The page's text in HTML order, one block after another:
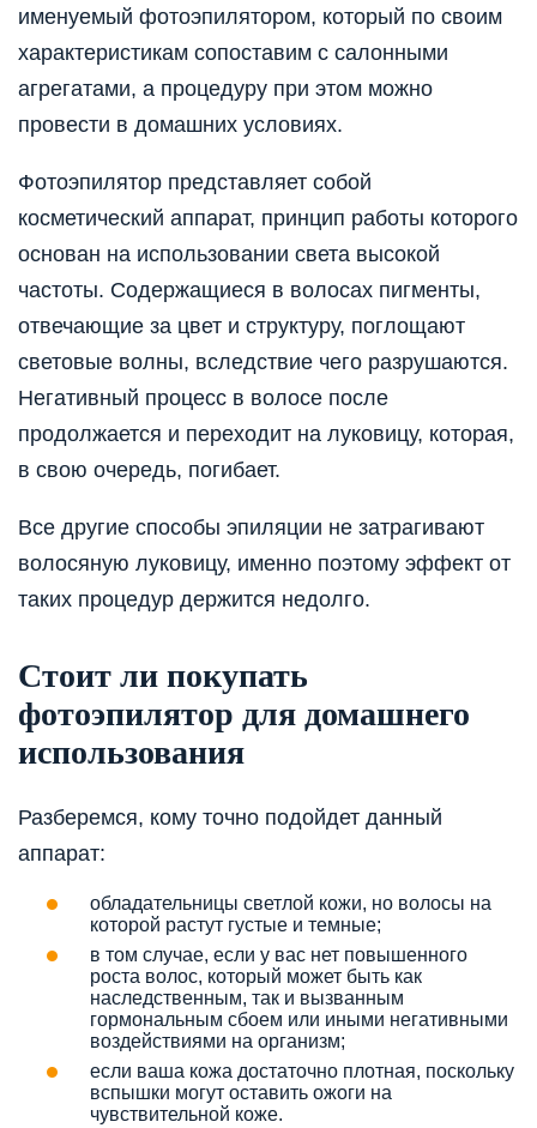
именуемый фотоэпилятором, который по своим
характеристикам сопоставим с салонными
агрегатами, а процедуру при этом можно
провести в домашних условиях.
Фотоэпилятор представляет собой
косметический аппарат, принцип работы которого
основан на использовании света высокой
частоты. Содержащиеся в волосах пигменты,
отвечающие за цвет и структуру, поглощают
световые волны, вследствие чего разрушаются.
Негативный процесс в волосе после
продолжается и переходит на луковицу, которая,
в свою очередь, погибает.
Все другие способы эпиляции не затрагивают
волосяную луковицу, именно поэтому эффект от
таких процедур держится недолго.
Стоит ли покупать
фотоэпилятор для домашнего
использования
Разберемся, кому точно подойдет данный
аппарат:
обладательницы светлой кожи, но волосы на
которой растут густые и темные;
в том случае, если у вас нет повышенного
роста волос, который может быть как
наследственным, так и вызванным
гормональным сбоем или иными негативными
воздействиями на организм;
если ваша кожа достаточно плотная, поскольку
вспышки могут оставить ожоги на
чувствительной коже.